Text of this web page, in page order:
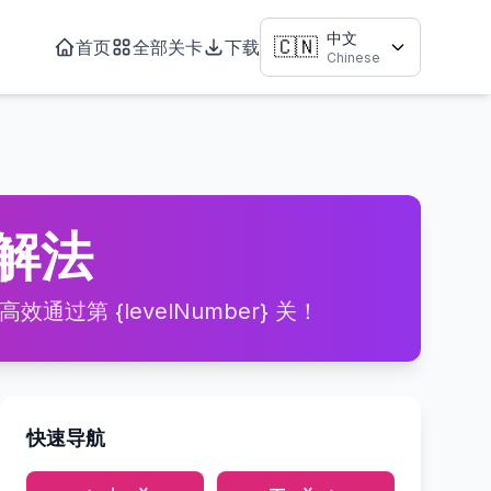
首页 全部关卡 下载 🇨🇳 中文
Chinese
法
效通过第 {levelNumber} 关！
快速导航